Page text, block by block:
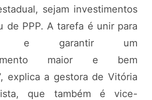
sejam investimentos
de PPP. A tarefa é unir para
e garantir um
maior e bem
explica a gestora de Vitória
que também é vice-